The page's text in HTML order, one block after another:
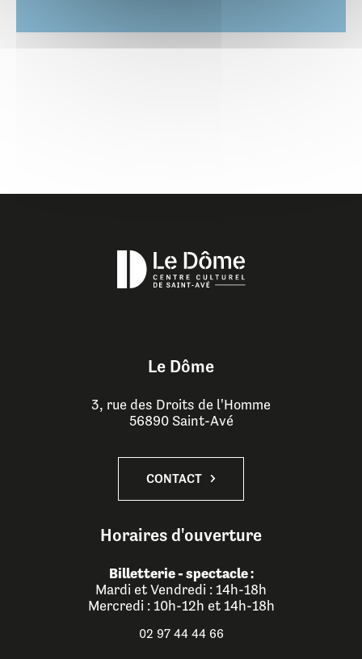
Le Dôme
3, rue des Droits de l'Homme
56890 Saint-Avé
CONTACT
Horaires d'ouverture
Billetterie - spectacle :
Mardi et Vendredi : 14h-18h
Mercredi : 10h-12h et 14h-18h
02 97 44 44 66